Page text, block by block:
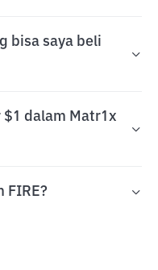
bisa saya beli
$1 dalam Matr1x
FIRE?